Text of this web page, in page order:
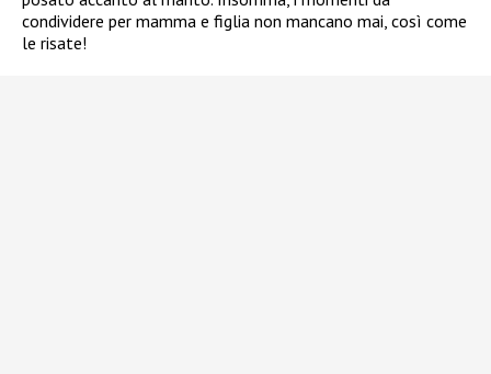
condividere per mamma e figlia non mancano mai, così come
le risate!